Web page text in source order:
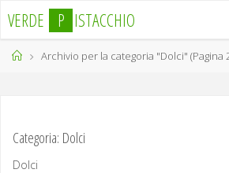
contenuto
VERDE P ISTACCHIO
HomeArchivio per la categoria "Dolci" (Pagina
Categoria: Dolci
Dolci